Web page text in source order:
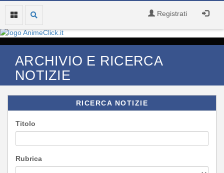
Registrati
ARCHIVIO E RICERCA
NOTIZIE
RICERCA NOTIZIE
Titolo
Rubrica